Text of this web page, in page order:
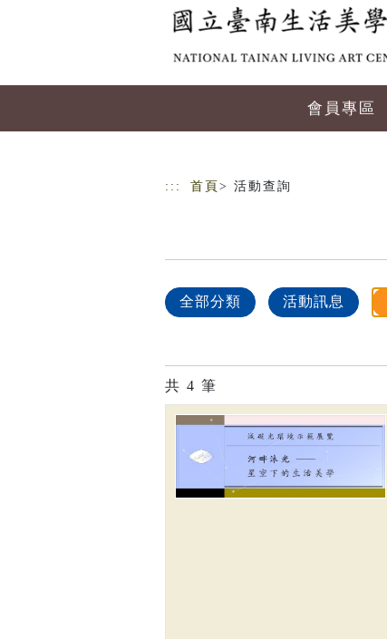
會員專區
::: 首頁 > 活動查詢
全部分類 活動訊息
共 4 筆